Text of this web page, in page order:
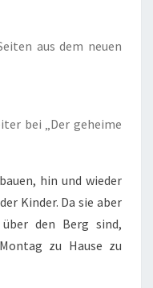
aus dem neuen
bei „Der geheime
hin und wieder
Kinder. Da sie aber
den Berg sind,
zu Hause zu